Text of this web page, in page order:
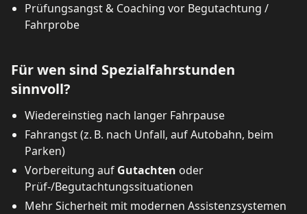
Prüfungsangst & Coaching vor Begutachtung /
Fahrprobe
Für wen sind Spezialfahrstunden
sinnvoll?
Wiedereinstieg nach langer Fahrpause
Fahrangst (z. B. nach Unfall, auf Autobahn, beim
Parken)
Vorbereitung auf Gutachten oder
Prüf‑/Begutachtungssituationen
Mehr Sicherheit mit modernen Assistenzsystemen